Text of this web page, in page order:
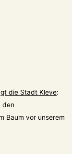
die Stadt Kleve:
den
Baum vor unserem